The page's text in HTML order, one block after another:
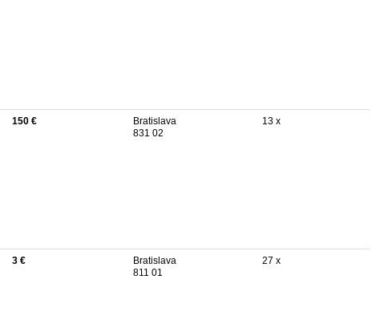
150 €
Bratislava
831 02
13 x
3 €
Bratislava
811 01
27 x